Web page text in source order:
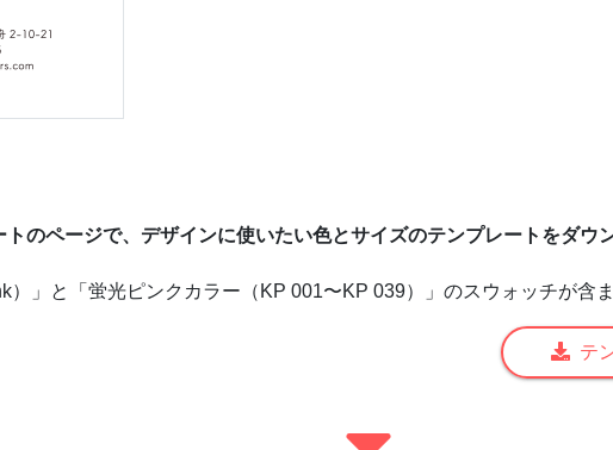
のページで、デザインに使いたい色とサイズのテンプレートをダウ
）」と「蛍光ピンクカラー（KP 001〜KP 039）」のスウォッチが含
テ